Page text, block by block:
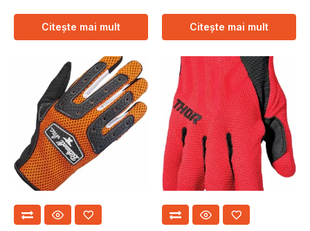
Citește mai mult Citește mai mult